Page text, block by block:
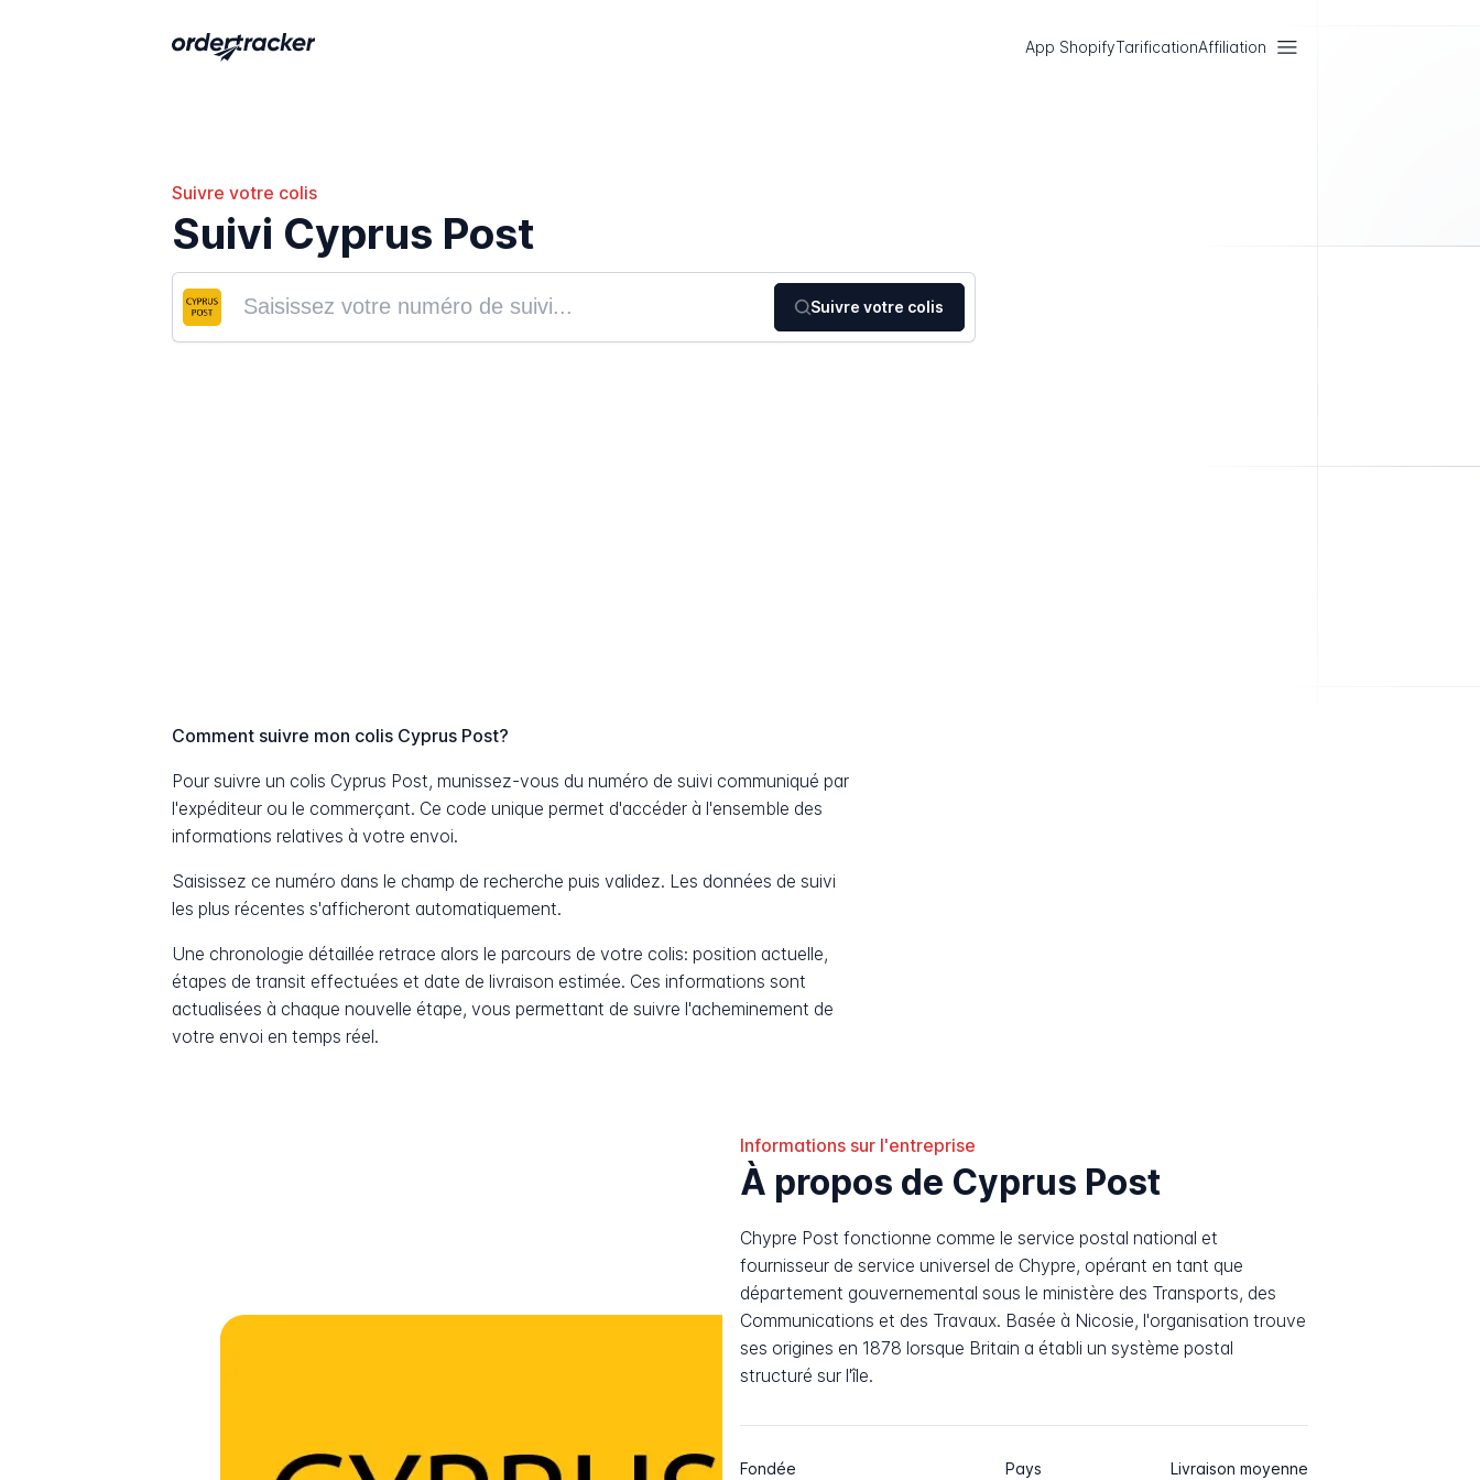
App ShopifyTarificationAffiliation
Suivre votre colis
Suivi Cyprus Post
Suivre votre colis
Comment suivre mon colis Cyprus Post?
Pour suivre un colis Cyprus Post, munissez-vous du numéro de suivi communiqué par
l'expéditeur ou le commerçant. Ce code unique permet d'accéder à l'ensemble des
informations relatives à votre envoi.
Saisissez ce numéro dans le champ de recherche puis validez. Les données de suivi
les plus récentes s'afficheront automatiquement.
Une chronologie détaillée retrace alors le parcours de votre colis: position actuelle,
étapes de transit effectuées et date de livraison estimée. Ces informations sont
actualisées à chaque nouvelle étape, vous permettant de suivre l'acheminement de
votre envoi en temps réel.
Informations sur l'entreprise
À propos de Cyprus Post
Chypre Post fonctionne comme le service postal national et
fournisseur de service universel de Chypre, opérant en tant que
département gouvernemental sous le ministère des Transports, des
Communications et des Travaux. Basée à Nicosie, l'organisation trouve
ses origines en 1878 lorsque Britain a établi un système postal
structuré sur l'île.
Fondée Pays Livraison moyenne